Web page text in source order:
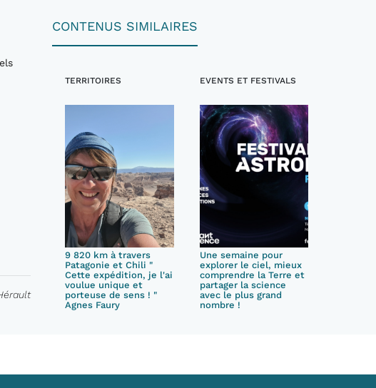
CONTENUS SIMILAIRES
TERRITOIRES
9 820 km à travers
Patagonie et Chili "
Cette expédition, je l'ai
voulue unique et
porteuse de sens ! "
Agnes Faury
EVENTS ET FESTIVALS
Une semaine pour
explorer le ciel, mieux
comprendre la Terre et
partager la science
avec le plus grand
nombre !